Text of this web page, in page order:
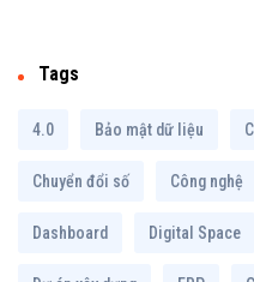
Tags
4.0 Bảo mật dữ liệu
Chuyển đổi số Công nghệ
Dashboard Digital Space